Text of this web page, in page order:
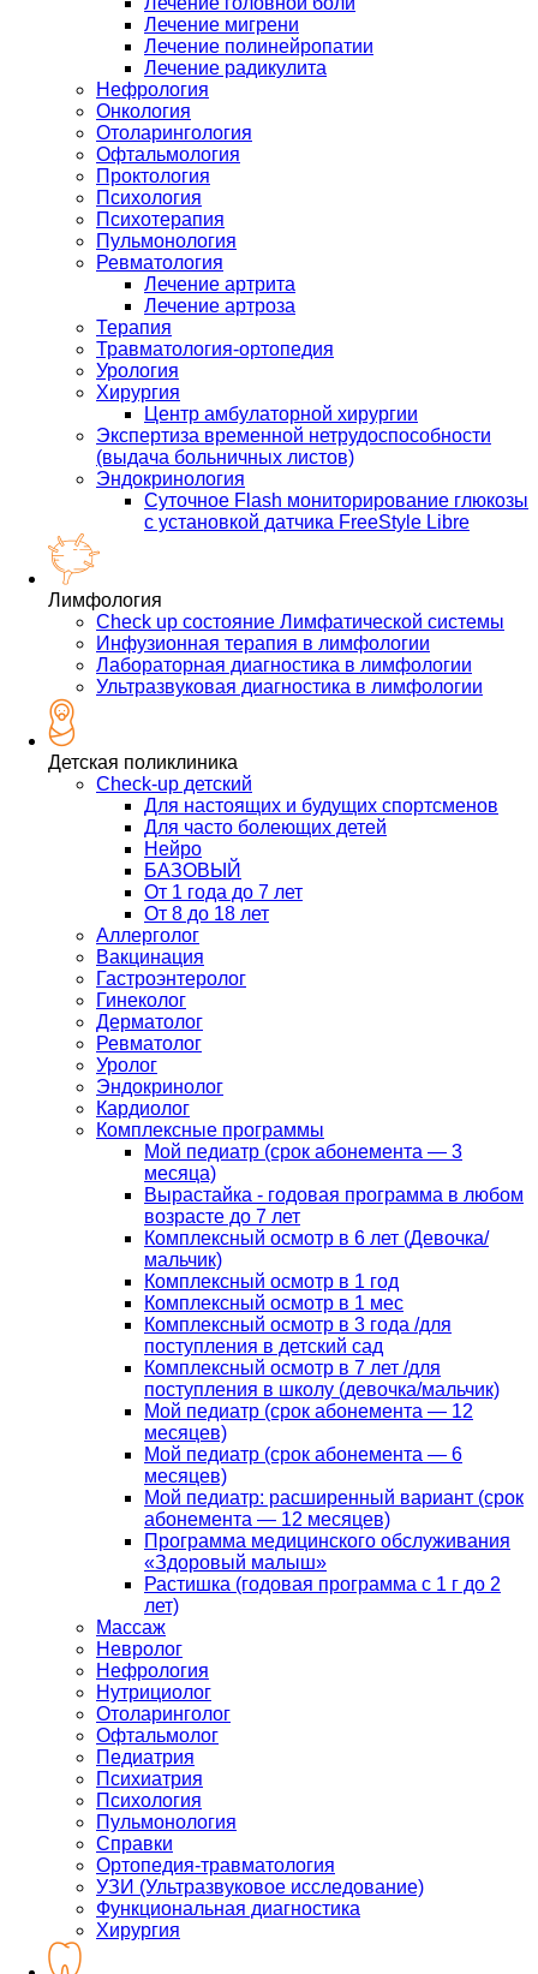
Лечение мигрени
Лечение полинейропатии
Лечение радикулита
Нефрология
Онкология
Отоларингология
Офтальмология
Проктология
Психология
Психотерапия
Пульмонология
Ревматология
Лечение артрита
Лечение артроза
Терапия
Травматология-ортопедия
Урология
Хирургия
Центр амбулаторной хирургии
Экспертиза временной нетрудоспособности
(выдача больничных листов)
Эндокринология
Суточное Flash мониторирование глюкозы
с установкой датчика FreeStyle Libre
Лимфология
Check up состояние Лимфатической системы
Инфузионная терапия в лимфологии
Лабораторная диагностика в лимфологии
Ультразвуковая диагностика в лимфологии
Детская поликлиника
Check-up детский
Для настоящих и будущих спортсменов
Для часто болеющих детей
Нейро
БАЗОВЫЙ
От 1 года до 7 лет
От 8 до 18 лет
Аллерголог
Вакцинация
Гастроэнтеролог
Гинеколог
Дерматолог
Ревматолог
Уролог
Эндокринолог
Кардиолог
Комплексные программы
Мой педиатр (срок абонемента — 3
месяца)
Вырастайка - годовая программа в любом
возрасте до 7 лет
Комплексный осмотр в 6 лет (Девочка/
мальчик)
Комплексный осмотр в 1 год
Комплексный осмотр в 1 мес
Комплексный осмотр в 3 года /для
поступления в детский сад
Комплексный осмотр в 7 лет /для
поступления в школу (девочка/мальчик)
Мой педиатр (срок абонемента — 12
месяцев)
Мой педиатр (срок абонемента — 6
месяцев)
Мой педиатр: расширенный вариант (срок
абонемента — 12 месяцев)
Программа медицинского обслуживания
«Здоровый малыш»
Растишка (годовая программа с 1 г до 2
лет)
Массаж
Невролог
Нефрология
Нутрициолог
Отоларинголог
Офтальмолог
Педиатрия
Психиатрия
Психология
Пульмонология
Справки
Ортопедия-травматология
УЗИ (Ультразвуковое исследование)
Функциональная диагностика
Хирургия